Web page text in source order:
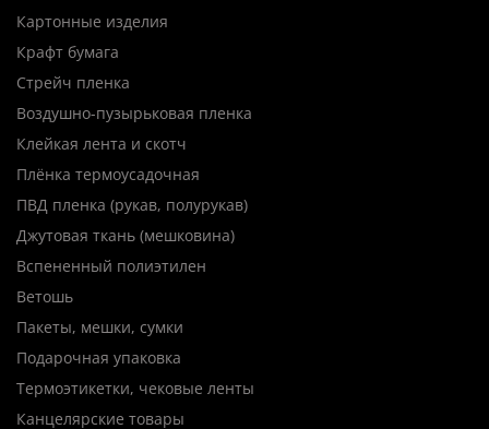
Картонные изделия
Крафт бумага
Стрейч пленка
Воздушно-пузырьковая пленка
Клейкая лента и скотч
Плёнка термоусадочная
ПВД пленка (рукав, полурукав)
Джутовая ткань (мешковина)
Вспененный полиэтилен
Ветошь
Пакеты, мешки, сумки
Подарочная упаковка
Термоэтикетки, чековые ленты
Канцелярские товары